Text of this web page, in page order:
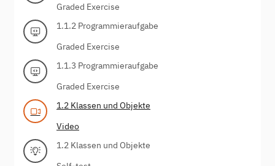
Graded Exercise
1.1.2 Programmieraufgabe
Graded Exercise
1.1.3 Programmieraufgabe
Graded Exercise
1.2 Klassen und Objekte
Video
1.2 Klassen und Objekte